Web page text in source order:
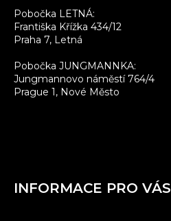
Pobočka LETNÁ:
Františka Křížka 434/12
Praha 7, Letná
Pobočka JUNGMANNKA:
Jungmannovo náměstí 764/4
Prague 1, Nové Město
INFORMACE PRO VÁS